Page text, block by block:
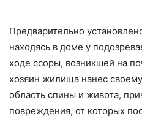
Предварительно
находясь в доме у
ходе ссоры, возникшей на
хозяин жилища нанес
область спины и живота,
повреждения, от которых